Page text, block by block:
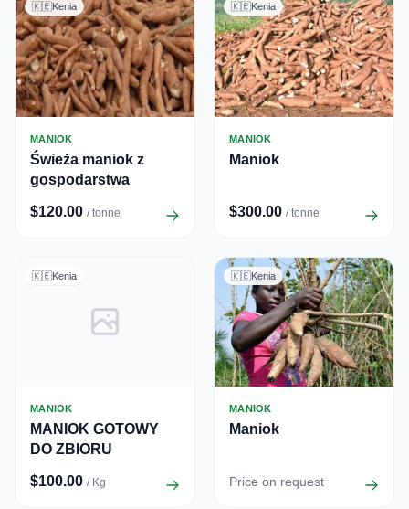
🇰🇪Kenia
MANIOK
Świeża maniok z
gospodarstwa
$120.00 / tonne
🇰🇪Kenia
MANIOK
Maniok
$300.00 / tonne
🇰🇪Kenia
MANIOK
MANIOK GOTOWY
DO ZBIORU
$100.00 / Kg
🇰🇪Kenia
MANIOK
Maniok
Price on request